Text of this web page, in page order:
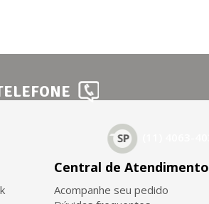
Central de Atendimento
Acompanhe seu pedido